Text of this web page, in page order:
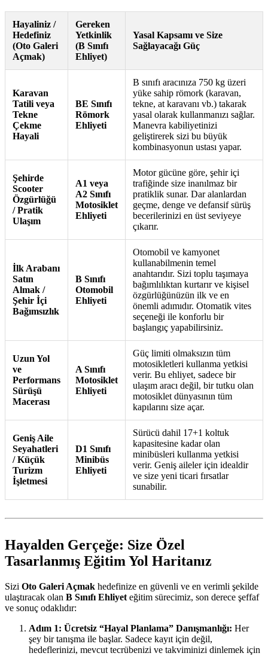
Hayaliniz /
Hedefiniz
(Oto Galeri
Açmak)
Gereken
Yetkinlik
(B Sınıfı
Ehliyet)
Yasal Kapsamı ve Size
Sağlayacağı Güç
Karavan
Tatili veya
Tekne
Çekme
Hayali
BE Sınıfı
Römork
Ehliyeti
B sınıfı aracınıza 750 kg üzeri
yüke sahip römork (karavan,
tekne, at karavanı vb.) takarak
yasal olarak kullanmanızı sağlar.
Manevra kabiliyetinizi
geliştirerek sizi bu büyük
kombinasyonun ustası yapar.
Şehirde
Scooter
Özgürlüğü
/ Pratik
Ulaşım
A1 veya
A2 Sınıfı
Motosiklet
Ehliyeti
Motor gücüne göre, şehir içi
trafiğinde size inanılmaz bir
pratiklik sunar. Dar alanlardan
geçme, denge ve defansif sürüş
becerilerinizi en üst seviyeye
çıkarır.
İlk Arabanı
Satın
Almak /
Şehir İçi
Bağımsızlık
B Sınıfı
Otomobil
Ehliyeti
Otomobil ve kamyonet
kullanabilmenin temel
anahtarıdır. Sizi toplu taşımaya
bağımlılıktan kurtarır ve kişisel
özgürlüğünüzün ilk ve en
önemli adımıdır. Otomatik vites
seçeneği ile konforlu bir
başlangıç yapabilirsiniz.
Uzun Yol
ve
Performans
Sürüşü
Macerası
A Sınıfı
Motosiklet
Ehliyeti
Güç limiti olmaksızın tüm
motosikletleri kullanma yetkisi
verir. Bu ehliyet, sadece bir
ulaşım aracı değil, bir tutku olan
motosiklet dünyasının tüm
kapılarını size açar.
Geniş Aile
Seyahatleri
/ Küçük
Turizm
İşletmesi
D1 Sınıfı
Minibüs
Ehliyeti
Sürücü dahil 17+1 koltuk
kapasitesine kadar olan
minibüsleri kullanma yetkisi
verir. Geniş aileler için idealdir
ve size yeni ticari fırsatlar
sunabilir.
Hayalden Gerçeğe: Size Özel
Tasarlanmış Eğitim Yol Haritanız
Sizi Oto Galeri Açmak hedefinize en güvenli ve en verimli şekilde
ulaştıracak olan B Sınıfı Ehliyet eğitim sürecimiz, son derece şeffaf
ve sonuç odaklıdır:
Adım 1: Ücretsiz “Hayal Planlama” Danışmanlığı: Her
şey bir tanışma ile başlar. Sadece kayıt için değil,
hedeflerinizi, mevcut tecrübenizi ve takviminizi dinlemek için